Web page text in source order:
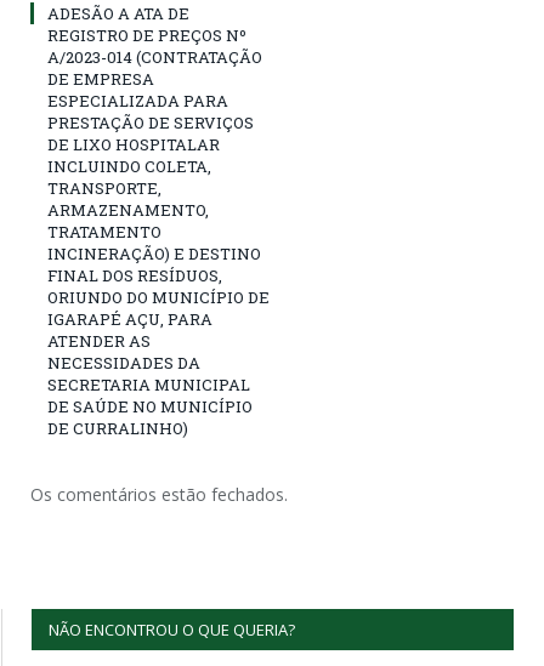
ADESÃO A ATA DE
REGISTRO DE PREÇOS Nº
A/2023-014 (CONTRATAÇÃO
DE EMPRESA
ESPECIALIZADA PARA
PRESTAÇÃO DE SERVIÇOS
DE LIXO HOSPITALAR
INCLUINDO COLETA,
TRANSPORTE,
ARMAZENAMENTO,
TRATAMENTO
INCINERAÇÃO) E DESTINO
FINAL DOS RESÍDUOS,
ORIUNDO DO MUNICÍPIO DE
IGARAPÉ AÇU, PARA
ATENDER AS
NECESSIDADES DA
SECRETARIA MUNICIPAL
DE SAÚDE NO MUNICÍPIO
DE CURRALINHO)
Os comentários estão fechados.
NÃO ENCONTROU O QUE QUERIA?